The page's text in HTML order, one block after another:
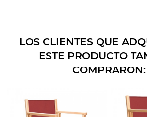
LOS CLIENTES QUE
ESTE PRODUCTO
COMPRARON: